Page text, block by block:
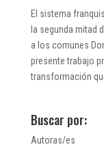
El sistema
la segunda mitad
a los comunes
presente trabajo
transformación
Buscar por:
Autoras/es